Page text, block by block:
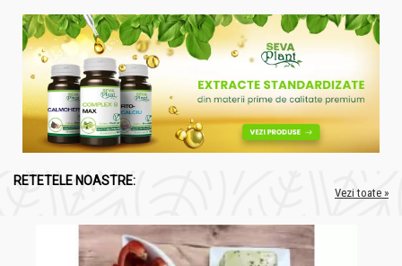
RETETELE NOASTRE:
Vezi toate »